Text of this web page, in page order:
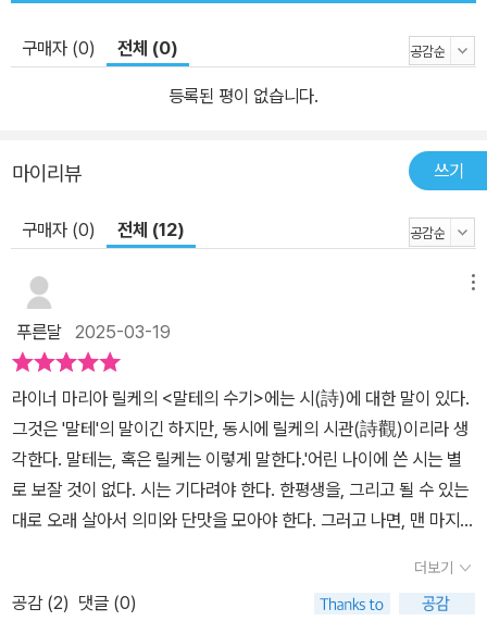
이 된 이 두 장편 연작시는 깊이 있는 시어와 보편적 주제로 동서양을
로 마르틴 하이데거는 ‘존재의 본질’, ‘죽음을 통한 삶의 의미’ 같은 주
작품에서도 릴케의 철학적, 형이상학적 시 세계와 공명하는 부분을
적 상징과 인간 존재에 대한 깊은 사유에 영향을 받았다고 알려져 있
본은 독일에서 릴케의 후기 시에 관한 연구로 박사 학위를 받은 안문
영 충남대 명예교수가 이 대작을 첫 번역한 이후 30여 년 만에 수정
및 보완 작업을 한 것으로, 기존의 오류를 바로잡고 번역의 한계를 뛰
구매자 (0) 전체 (0)
등록된 평이 없습니다.
마이리뷰 쓰기
구매자 (0) 전체 (12)
푸른달 2025-03-19
라이너 마리아 릴케의 <말테의 수기>에는 시(詩)에 대한 말이 있다.
그것은 '말테'의 말이긴 하지만, 동시에 릴케의 시관(詩觀)이리라 생
각한다. 말테는, 혹은 릴케는 이렇게 말한다.'어린 나이에 쓴 시는 별
로 보잘 것이 없다. 시는 기다려야 한다. 한평생을, 그리고 될 수 있는
대로 오래 살아서 의미와 단맛을 모아야 한다. 그러고 나면, 맨 마지막
이 생각하듯이, 감정이 아니다(감정은 이른 나이에도 충분히 갖는다).
그것은 경험이다. 시 한 줄을 쓰기 위해서는 많은 도시와 사람과 사물
더보기
공감 (2) 댓글 (0)